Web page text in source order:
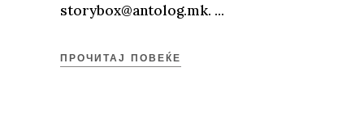
storybox@antolog.mk.
ПРОЧИТАЈ ПОВЕЌЕ